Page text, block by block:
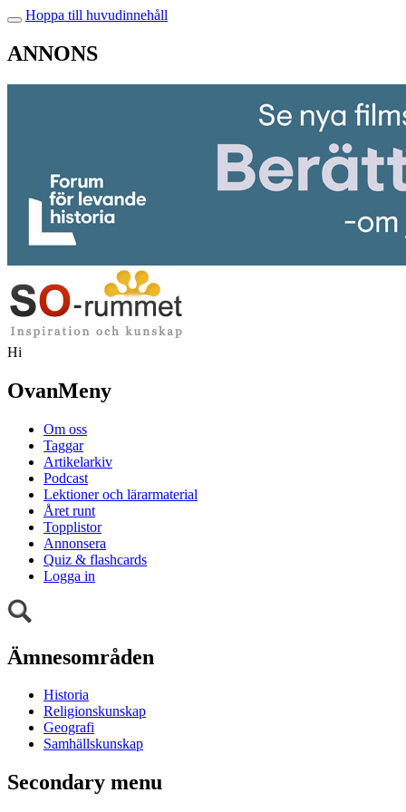
Hoppa till huvudinnehåll
ANNONS
Hi
OvanMeny
Om oss
Taggar
Artikelarkiv
Podcast
Lektioner och lärarmaterial
Året runt
Topplistor
Annonsera
Quiz & flashcards
Logga in
Ämnesområden
Historia
Religionskunskap
Geografi
Samhällskunskap
Secondary menu